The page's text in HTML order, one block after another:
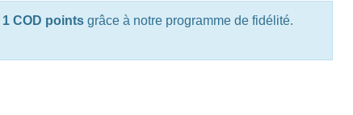
1 COD pointsgrâce à notre programme de fidélité.